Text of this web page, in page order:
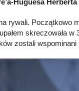
rywali. Początkowo
skreczowała
zostali wspominani